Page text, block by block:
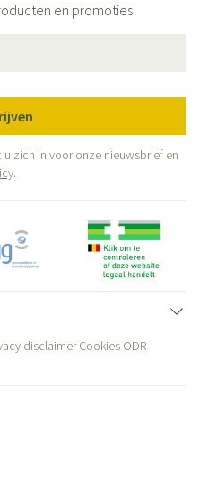
en promoties
zich in voor onze nieuwsbrief en
.
disclaimer Cookies ODR-